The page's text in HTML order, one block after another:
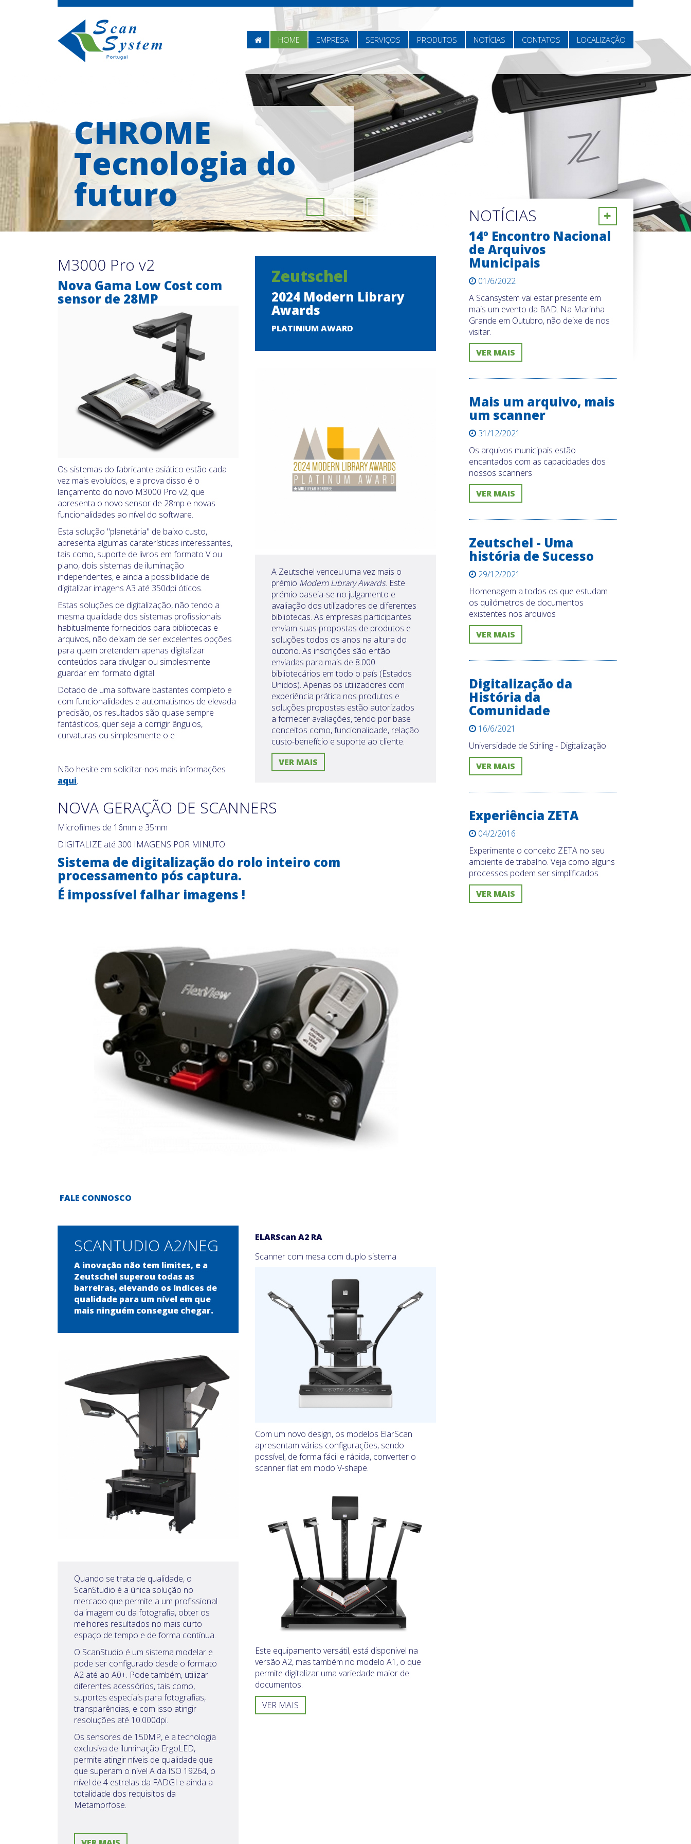
HOMEHOME EMPRESA SERVIÇOS PRODUTOS NOTÍCIAS CONTATOS LOCALIZAÇÃO
CHROME
Tecnologia do
futuro
M3000 Pro v2
Nova Gama Low Cost com
sensor de 28MP
Os sistemas do fabricante asiático estão cada
vez mais evoluídos, e a prova disso é o
lançamento do novo M3000 Pro v2, que
apresenta o novo sensor de 28mp e novas
funcionalidades ao nível do software.
Esta solução "planetária" de baixo custo,
apresenta algumas caraterísticas interessantes,
tais como, suporte de livros em formato V ou
plano, dois sistemas de iluminação
independentes, e ainda a possibilidade de
digitalizar imagens A3 até 350dpi óticos.
Estas soluções de digitalização, não tendo a
mesma qualidade dos sistemas profissionais
habitualmente fornecidos para bibliotecas e
arquivos, não deixam de ser excelentes opções
para quem pretendem apenas digitalizar
conteúdos para divulgar ou simplesmente
guardar em formato digital.
Dotado de uma software bastantes completo e
com funcionalidades e automatismos de elevada
precisão, os resultados são quase sempre
fantásticos, quer seja a corrigir ângulos,
curvaturas ou simplesmente o e
Não hesite em solicitar-nos mais informações
aqui.
Zeutschel
2024 Modern Library
Awards
PLATINIUM AWARD
A Zeutschel venceu uma vez mais o
prémio Modern Library Awards. Este
prémio baseia-se no julgamento e
avaliação dos utilizadores de diferentes
bibliotecas. As empresas participantes
enviam suas propostas de produtos e
soluções todos os anos na altura do
outono. As inscrições são então
enviadas para mais de 8.000
bibliotecários em todo o país (Estados
Unidos). Apenas os utilizadores com
experiência prática nos produtos e
soluções propostas estão autorizados
a fornecer avaliações, tendo por base
conceitos como, funcionalidade, relação
custo-benefício e suporte ao cliente.
VER MAIS
NOVA GERAÇÃO DE SCANNERS
Microfilmes de 16mm e 35mm
DIGITALIZE até 300 IMAGENS POR MINUTO
Sistema de digitalização do rolo inteiro com
processamento pós captura.
É impossível falhar imagens !
FALE CONNOSCO
SCANTUDIO A2/NEG
A inovação não tem limites, e a
Zeutschel superou todas as
barreiras, elevando os índices de
qualidade para um nível em que
mais ninguém consegue chegar.
Quando se trata de qualidade, o
ScanStudio é a única solução no
mercado que permite a um profissional
da imagem ou da fotografia, obter os
melhores resultados no mais curto
espaço de tempo e de forma contínua.
O ScanStudio é um sistema modelar e
pode ser configurado desde o formato
A2 até ao A0+. Pode também, utilizar
diferentes acessórios, tais como,
suportes especiais para fotografias,
transparências, e com isso atingir
resoluções até 10.000dpi.
Os sensores de 150MP, e a tecnologia
exclusiva de iluminação ErgoLED,
permite atingir níveis de qualidade que
que superam o nível A da ISO 19264, o
nível de 4 estrelas da FADGI e ainda a
totalidade dos requisitos da
Metamorfose.
ELARScan A2 RA
Scanner com mesa com duplo sistema
​Com um novo design, os modelos ElarScan
apresentam várias configurações, sendo
possível, de forma fácil e rápida, converter o
scanner flat em modo V-shape.
Este equipamento versátil, está disponivel na
versão A2, mas também no modelo A1, o que
permite digitalizar uma variedade maior de
documentos.
VER MAIS
Ver mais
NOTÍCIAS
14º Encontro Nacional
de Arquivos
Municipais
01/6/2022
A Scansystem vai estar presente em
mais um evento da BAD. Na Marinha
Grande em Outubro, não deixe de nos
visitar.
VER MAIS
Mais um arquivo, mais
um scanner
31/12/2021
Os arquivos municipais estão
encantados com as capacidades dos
nossos scanners
VER MAIS
Zeutschel - Uma
história de Sucesso
29/12/2021
Homenagem a todos os que estudam
os quilómetros de documentos
existentes nos arquivos
VER MAIS
Digitalização da
História da
Comunidade
16/6/2021
Universidade de Stirling - Digitalização
VER MAIS
Experiência ZETA
04/2/2016
Experimente o conceito ZETA no seu
ambiente de trabalho. Veja como alguns
processos podem ser simplificados
VER MAIS